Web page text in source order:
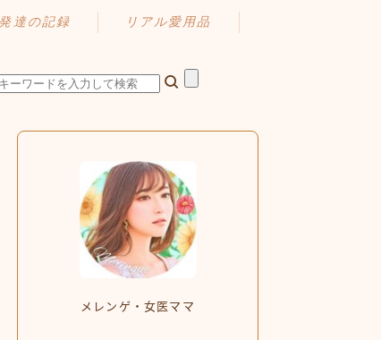
達の記録 リアル愛用品
メレンゲ・女医ママ